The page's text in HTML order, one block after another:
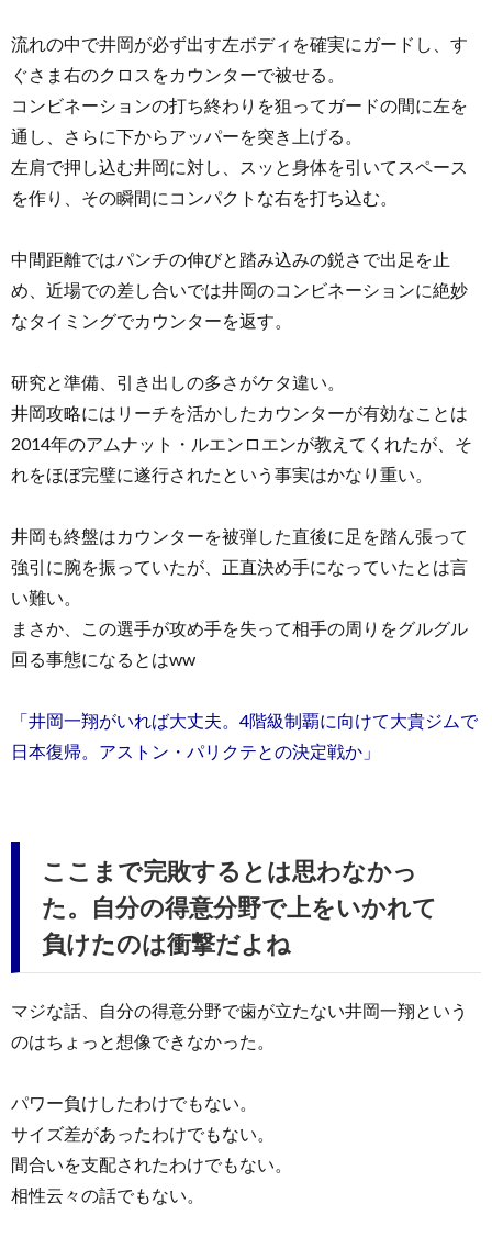
流れの中で井岡が必ず出す左ボディを確実にガードし、す
ぐさま右のクロスをカウンターで被せる。
コンビネーションの打ち終わりを狙ってガードの間に左を
通し、さらに下からアッパーを突き上げる。
左肩で押し込む井岡に対し、スッと身体を引いてスペース
を作り、その瞬間にコンパクトな右を打ち込む。
中間距離ではパンチの伸びと踏み込みの鋭さで出足を止
め、近場での差し合いでは井岡のコンビネーションに絶妙
なタイミングでカウンターを返す。
研究と準備、引き出しの多さがケタ違い。
井岡攻略にはリーチを活かしたカウンターが有効なことは
2014年のアムナット・ルエンロエンが教えてくれたが、そ
れをほぼ完璧に遂行されたという事実はかなり重い。
井岡も終盤はカウンターを被弾した直後に足を踏ん張って
強引に腕を振っていたが、正直決め手になっていたとは言
い難い。
まさか、この選手が攻め手を失って相手の周りをグルグル
回る事態になるとはww
「井岡一翔がいれば大丈夫。4階級制覇に向けて大貴ジムで
日本復帰。アストン・パリクテとの決定戦か」
ここまで完敗するとは思わなかっ
た。自分の得意分野で上をいかれて
負けたのは衝撃だよね
マジな話、自分の得意分野で歯が立たない井岡一翔という
のはちょっと想像できなかった。
パワー負けしたわけでもない。
サイズ差があったわけでもない。
間合いを支配されたわけでもない。
相性云々の話でもない。